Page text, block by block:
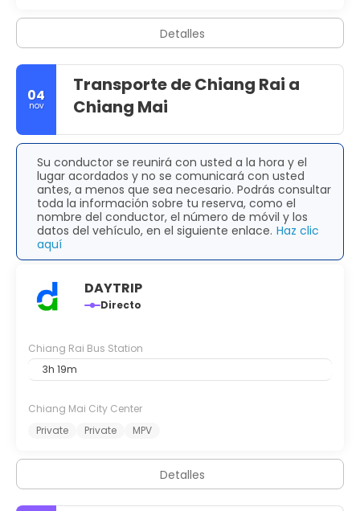
Detalles
04
nov
Transporte de Chiang Rai a
Chiang Mai
Su conductor se reunirá con usted a la hora y el
lugar acordados y no se comunicará con usted
antes, a menos que sea necesario. Podrás consultar
toda la información sobre tu reserva, como el
nombre del conductor, el número de móvil y los
datos del vehículo, en el siguiente enlace. Haz clic
aquí
DAYTRIP
Directo
Chiang Rai Bus Station
3h 19m
Chiang Mai City Center
Private
Private MPV
Detalles